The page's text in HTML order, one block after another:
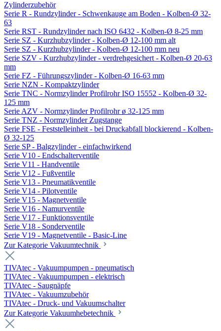
Zylinderzubehör
Serie R - Rundzylinder - Schwenkauge am Boden - Kolben-Ø 32-
63
Serie RST - Rundzylinder nach ISO 6432 - Kolben-Ø 8-25 mm
Serie SZ - Kurzhubzylinder - Kolben-Ø 12-100 mm alt
Serie SZ - Kurzhubzylinder - Kolben-Ø 12-100 mm neu
Serie SZV - Kurzhubzylinder - verdrehgesichert - Kolben-Ø 20-63
mm
Serie FZ - Führungszylinder - Kolben-Ø 16-63 mm
Serie NZN - Kompaktzylinder
Serie TNC - Normzylinder Profilrohr ISO 15552 - Kolben-Ø 32-
125 mm
Serie AZV - Normzylinder Profilrohr ø 32-125 mm
Serie TNZ - Normzylinder Zugstange
Serie FSE - Feststelleinheit - bei Druckabfall blockierend - Kolben-
Ø 32-125
Serie SP - Balgzylinder - einfachwirkend
Serie V10 - Endschalterventile
Serie V11 - Handventile
Serie V12 - Fußventile
Serie V13 - Pneumatikventile
Serie V14 - Pilotventile
Serie V15 - Magnetventile
Serie V16 - Namurventile
Serie V17 - Funktionsventile
Serie V18 - Sonderventile
Serie V19 - Magnetventile - Basic-Line
Zur Kategorie Vakuumtechnik
TIVAtec - Vakuumpumpen - pneumatisch
TIVAtec - Vakuumpumpen - elektrisch
TIVAtec - Saugnäpfe
TIVAtec - Vakuumzubehör
TIVAtec - Druck- und Vakuumschalter
Zur Kategorie Vakuumhebetechnik